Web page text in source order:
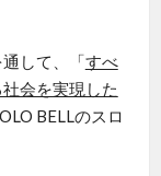
して、「すべ
会を実現した
BELLのスロ